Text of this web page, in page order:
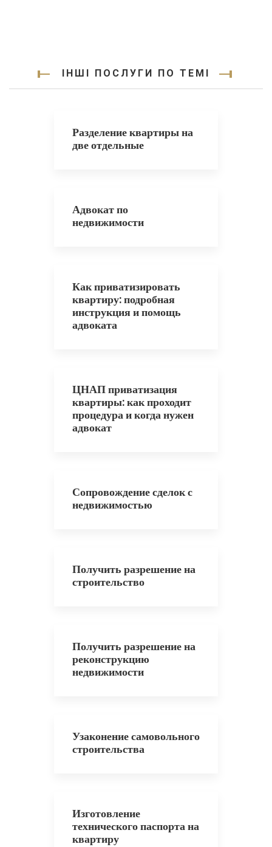
ІНШІ ПОСЛУГИ ПО ТЕМІ
Разделение квартиры на
две отдельные
Адвокат по
недвижимости
Как приватизировать
квартиру: подробная
инструкция и помощь
адвоката
ЦНАП приватизация
квартиры: как проходит
процедура и когда нужен
адвокат
Сопровождение сделок с
недвижимостью
Получить разрешение на
строительство
Получить разрешение на
реконструкцию
недвижимости
Узаконение самовольного
строительства
Изготовление
технического паспорта на
квартиру